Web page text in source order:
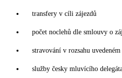
transfery v cíli zájezdů
počet noclehů dle smlouvy o
stravování v rozsahu
služby česky mluvícího